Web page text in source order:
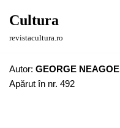
Sari
Cultura
revistacultura.ro
Autor: GEORGE NEAGOE
Apărut în nr. 492